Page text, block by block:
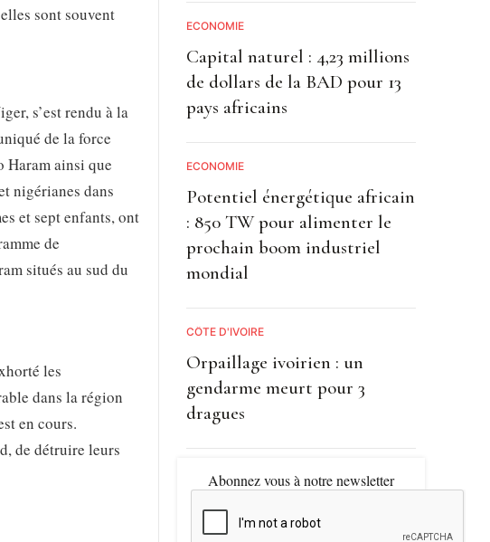
sont souvent
s’est rendu à la
de la force
Haram ainsi que
nigérianes dans
et sept enfants, ont
de
situés au sud du
les
dans la région
en cours.
de détruire leurs
ECONOMIE
Capital naturel : 4,23 millions
de dollars de la BAD pour 13
pays africains
ECONOMIE
Potentiel énergétique africain
: 850 TW pour alimenter le
prochain boom industriel
mondial
CÔTE D'IVOIRE
Orpaillage ivoirien : un
gendarme meurt pour 3
dragues
Abonnez vous à notre newsletter